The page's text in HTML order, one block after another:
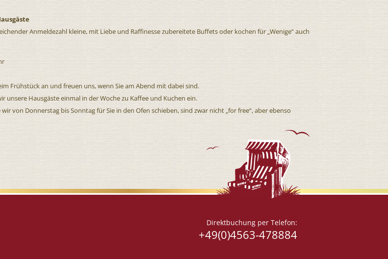
Anmeldezahl kleine, mit Liebe und Raffinesse zubereitete Buffets oder kochen für „Wenige“ auch
Frühstück an und freuen uns, wenn Sie am Abend mit dabei sind.
unsere Hausgäste einmal in der Woche zu Kaffee und Kuchen ein.
wir von Donnerstag bis Sonntag für Sie in den Ofen schieben, sind zwar nicht „for free“, aber ebenso
Direktbuchung per Telefon:
+49(0)4563-478884